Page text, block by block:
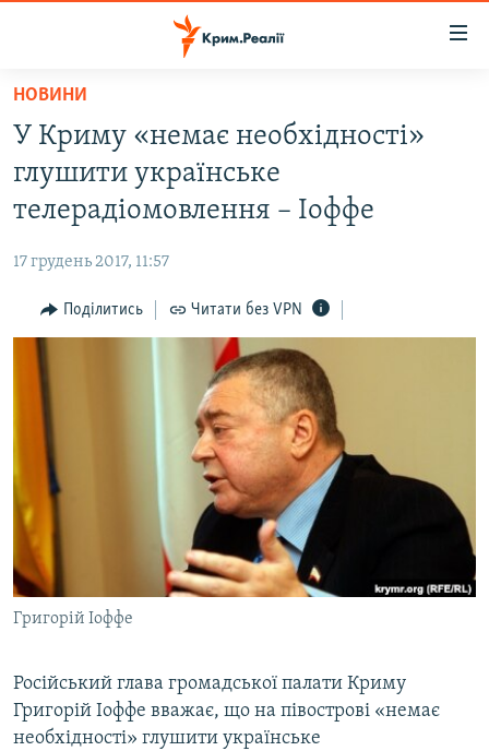
Перейти
основного
матеріалу
Перейти
до
основної
навігації
Перейти
до
пошуку
ВОДА.КРИМ
ВІДЕО ТА ФОТО
БЛОГИ
ПОГЛЯД
ІНТЕРВ'Ю
ВСЕ ЗА ДЕНЬ
СПЕЦПРОЕКТИ
ДЕПОРТАЦІЯ
ВІДЕОУРОКИ «ELIFBE»
СВІДЧЕННЯ ОКУПАЦІЇ
УКРАЇНСЬКА ПРОБЛЕМА КРИМУ
ІНФОГРАФІКА
ЯК ОБІЙТИ БЛОКУВАННЯ
Русский
Qırımtatar
ДОЛУЧАЙСЯ!
Усі сайти RFE/RL
НОВИНИ
У Криму «немає необхідності»
глушити українське
телерадіомовлення – Іоффе
17 грудень 2017, 11:57
Поділитись Читати без VPN
Григорій Іоффе
Російський глава громадської палати Криму
Григорій Іоффе вважає, що на півострові «немає
необхідності» глушити українське